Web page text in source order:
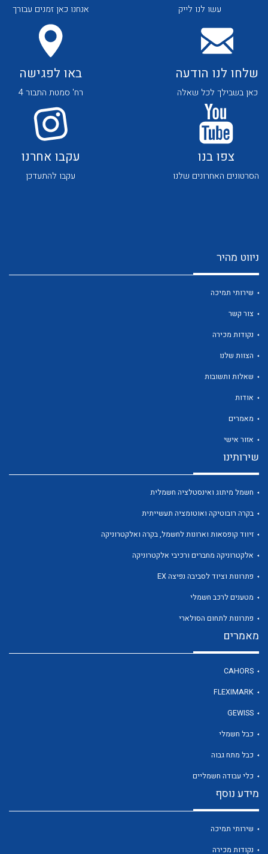
לכל מוצרי היצרן לכל מוצרי היצרן
לכל מוצרי היצרן לכל מוצרי היצרן
לכל מוצרי היצרן לכל מוצרי היצרן
עשו לנו לייק אנחנו כאן זמנים עבורך
שלחו לנו הודעה
כאן בשבילך לכל שאלה
באו לפגישה
רח' סמטת התבור 4
צפו בנו
הסרטונים האחרונים שלנו
עקבו אחרנו
עקבו להתעדכן
ניווט מהיר
שירותי תמיכה
צור קשר
נקודות מכירה
הצוות שלנו
שאלות ותשובות
אודות
מאמרים
אזור אישי
שירותינו
חשמל מיתוג ואינסטלציה חשמלית
בקרה רובוטיקה ואוטומציה תעשייתית
זיווד קופסאות וארונות לחשמל, בקרה ואלקטרוניקה
אלקטרוניקה מחברים ורכיבי אלקטרוניקה
פתרונות וציוד לסביבה נפיצה EX
מטענים לרכב חשמלי
פתרונות לתחום הסולארי
מאמרים
CAHORS
FLEXIMARK
GEWISS
כבל חשמלי
כבל מתח גבוה
כלי עבודה חשמליים
מידע נוסף
שירותי תמיכה
נקודות מכירה